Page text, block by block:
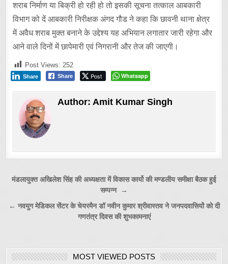
शराब निर्माण या बिक्री हो रही हो तो इसकी सूचना तत्काल आबकारी
विभाग को दें आबकारी निरीक्षक अंगद गौड ने कहा कि छावनी थाना क्षेत्र
में अवैध शराब मुक्त बनाने के उद्देश्य यह अभियान लगातार जारी रहेगा और
आने वाले दिनों में छापेमारी एवं निगरानी और तेज की जाएगी।
Post Views: 252
Share Post
Share Whatsapp
Author: Amit Kumar Singh
Post
navigation
मंडलायुक्त अखिलेश सिंह की अध्यक्षता में विकास कार्यो की मण्डलीय समीक्षा बैठक हुई
सम्पन्न →
← नवयुग मेडिकल सेंटर के चेयरमैन डॉ नवीन कुमार श्रीवास्तव ने जनपदवासियों को दी
गणतंत्र दिवस की शुभकामनाएं
MOST VIEWED POSTS